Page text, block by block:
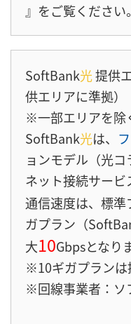
』をご覧ください。
SoftBank光提供
供エリアに準拠）
※一部エリアを除
SoftBank光は、
ョンモデル（光
ネット接続サービ
通信速度は、標準
ガプラン（
大10Gbpsとなり
※10ギガプランは
※回線事業者：ソ